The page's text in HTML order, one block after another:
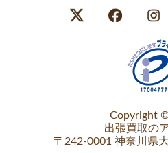
Copyright
出張買取の
〒242-0001 神奈川県